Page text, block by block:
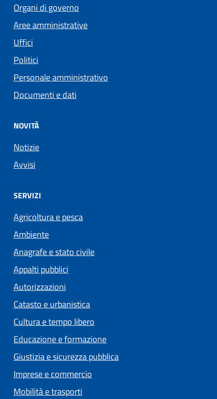
Organi di governo
Aree amministrative
Uffici
Politici
Personale amministrativo
Documenti e dati
NOVITÀ
Notizie
Avvisi
SERVIZI
Agricoltura e pesca
Ambiente
Anagrafe e stato civile
Appalti pubblici
Autorizzazioni
Catasto e urbanistica
Cultura e tempo libero
Educazione e formazione
Giustizia e sicurezza pubblica
Imprese e commercio
Mobilità e trasporti